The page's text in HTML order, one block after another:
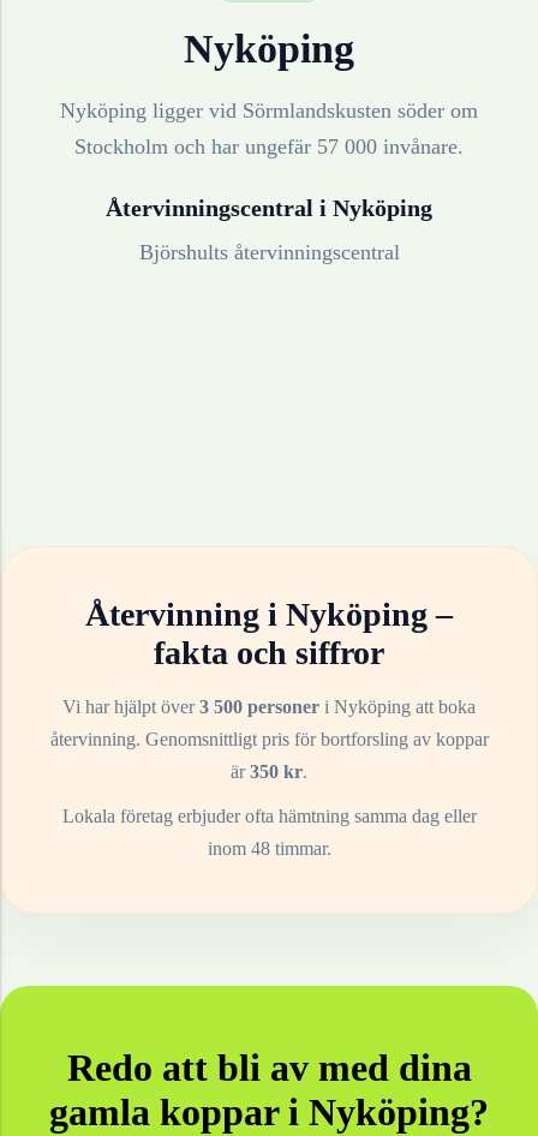
Nyköping
Nyköping ligger vid Sörmlandskusten söder om
Stockholm och har ungefär 57 000 invånare.
Återvinningscentral i Nyköping
Björshults återvinningscentral
Återvinning i Nyköping–
fakta och siffror
Vi har hjälpt över3 500 personer i Nyköping att boka
återvinning. Genomsnittligt pris för bortforsling av koppar
är350 kr.
Lokala företag erbjuder ofta hämtning samma dag eller
inom 48 timmar.
Redo att bli av med dina
gamla koppari Nyköping?